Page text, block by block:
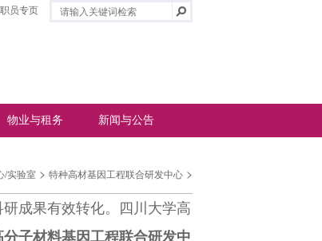
职员专页
物业与租务 新闻与公告
/实验室 > 特种高材基因工程联合研发中心 >
成果有效转化。四川大学高
分子材料基因工程联合研发中